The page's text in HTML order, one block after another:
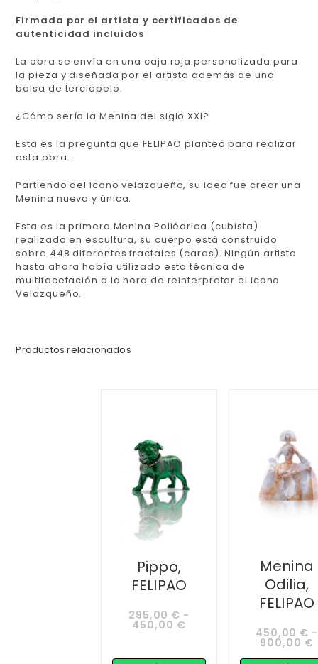
Firmada por el artista y certificados de
autenticidad incluidos
La obra se envía en una caja roja personalizada para
la pieza y diseñada por el artista además de una
bolsa de terciopelo.
¿Cómo sería la Menina del siglo XXI?
Esta es la pregunta que FELIPAO planteó para realizar
esta obra.
Partiendo del icono velazqueño, su idea fue crear una
Menina nueva y única.
Esta es la primera Menina Poliédrica (cubista)
realizada en escultura, su cuerpo está construido
sobre 448 diferentes fractales (caras). Ningún artista
hasta ahora había utilizado esta técnica de
multifacetación a la hora de reinterpretar el icono
Velazqueño.
Productos relacionados
Pippo,
FELIPAO
295,00 € -
450,00 €
Menina
Odilia,
FELIPAO
450,00 € -
900,00 €